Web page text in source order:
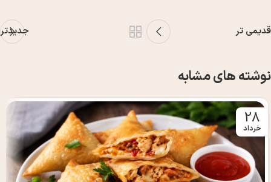
جدیدتر قدیمی تر
نوشته های مشابه
28
خرداد